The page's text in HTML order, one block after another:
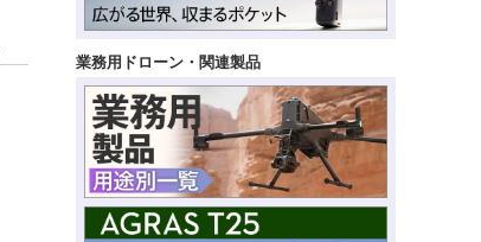
業務用ドローン・関連製品